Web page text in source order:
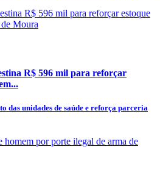
R$ 596 mil para reforçar
das unidades de saúde e reforça parceria